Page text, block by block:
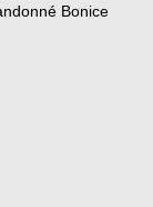
Bonice